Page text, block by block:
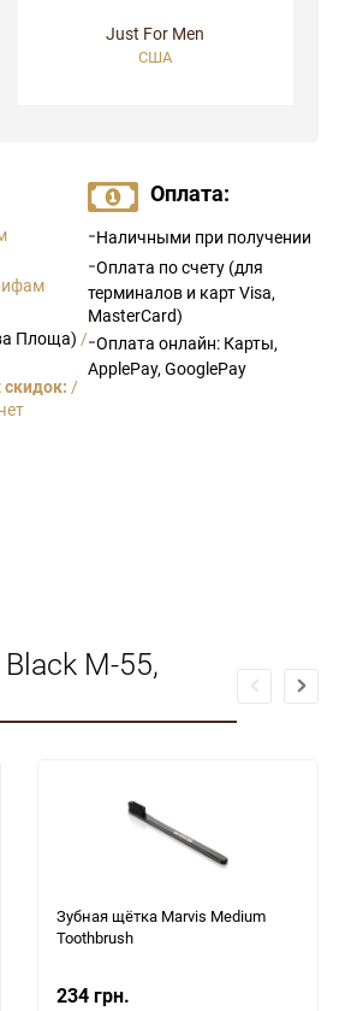
Just For Men
США
Площа) /
/
Оплата:
-Наличными при получении
-Оплата по счету (для
терминалов и карт Visa,
MasterCard)
-Оплата онлайн: Карты,
ApplePay, GooglePay
M-55,
Зубная щётка Marvis Medium
Toothbrush
234 грн.